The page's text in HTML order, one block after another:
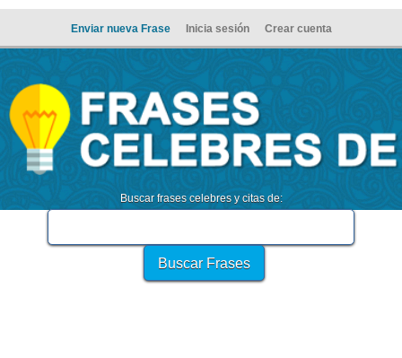
Enviar nueva Frase Inicia sesión Crear cuenta
Buscar frases celebres y citas de: